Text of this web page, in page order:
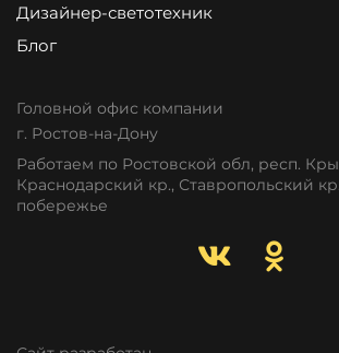
Дизайнер-светотехник
Блог
Головной офис компании
г. Ростов-на-Дону
Работаем по Ростовской обл, респ.
Краснодарский кр., Ставропольский
побережье